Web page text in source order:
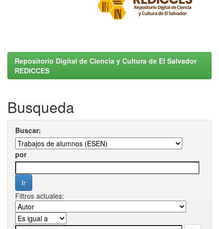
Repositorio Digital de Ciencia y Cultura de El Salvador
REDICCES
Busqueda
Buscar:
por
Filtros actuales: